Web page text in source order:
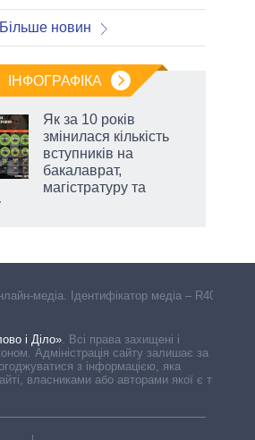
Більше новин
ІНФОГРАФІКА
Як за 10 років
змінилася кількість
вступників на
бакалаврат,
магістратуру та
медіа. Ідентифікатор медіа – R40-
і Діло». Всі права захищені і
Адміністрація сайту залишає за
з інформацією, яка
власниками або авторами якої є треті